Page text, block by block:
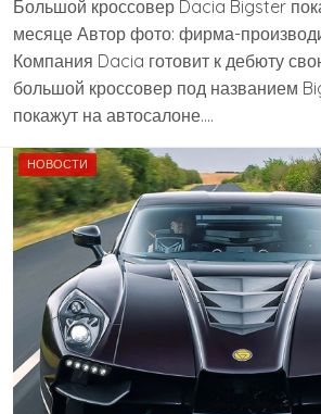
Большой кроссовер Dacia Bigster
месяце Автор фото: фирма-
Компания Dacia готовит к дебюту
большой кроссовер под названием
покажут на автосалоне….
НОВОСТИ